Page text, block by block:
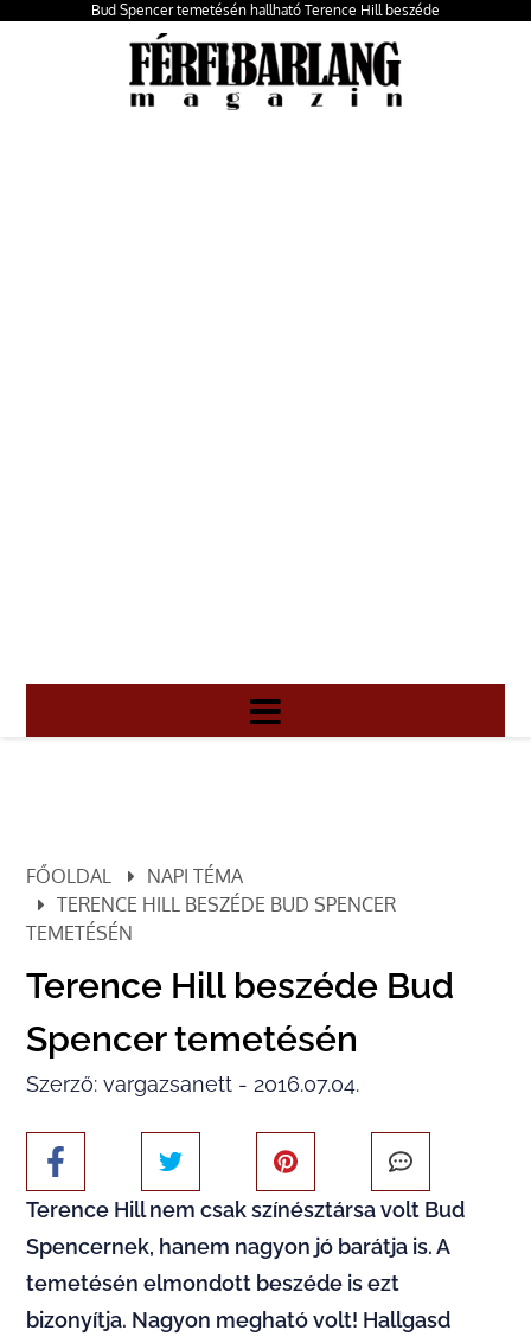
Bud Spencer temetésén hallható Terence Hill beszéde
FŐOLDAL
NAPI TÉMA
TERENCE HILL BESZÉDE BUD SPENCER
TEMETÉSÉN
Terence Hill beszéde Bud
Spencer temetésén
Szerző: vargazsanett - 2016.07.04.
Terence Hill nem csak színésztársa volt Bud
Spencernek, hanem nagyon jó barátja is. A
temetésén elmondott beszéde is ezt
bizonyítja. Nagyon megható volt! Hallgasd